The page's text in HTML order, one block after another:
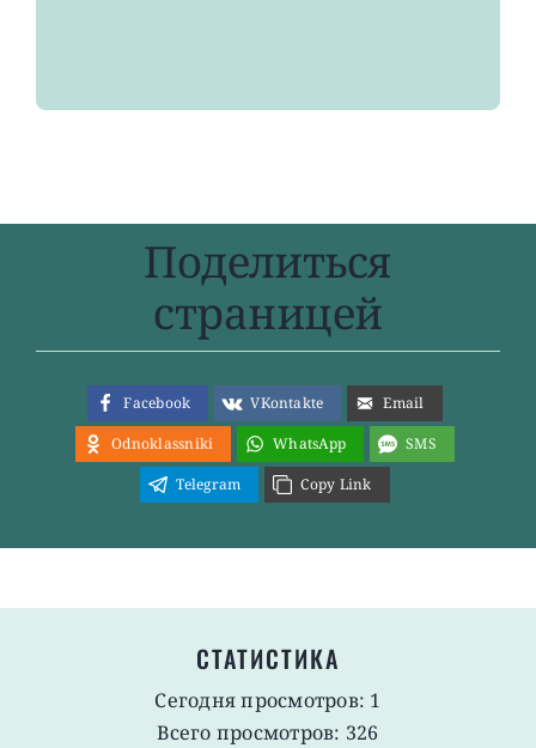
Поделиться
страницей
Facebook VKontakte
Email
Odnoklassniki
WhatsApp
SMS
Telegram
Copy Link
СТАТИСТИКА
Сегодня просмотров: 1
Всего просмотров: 326